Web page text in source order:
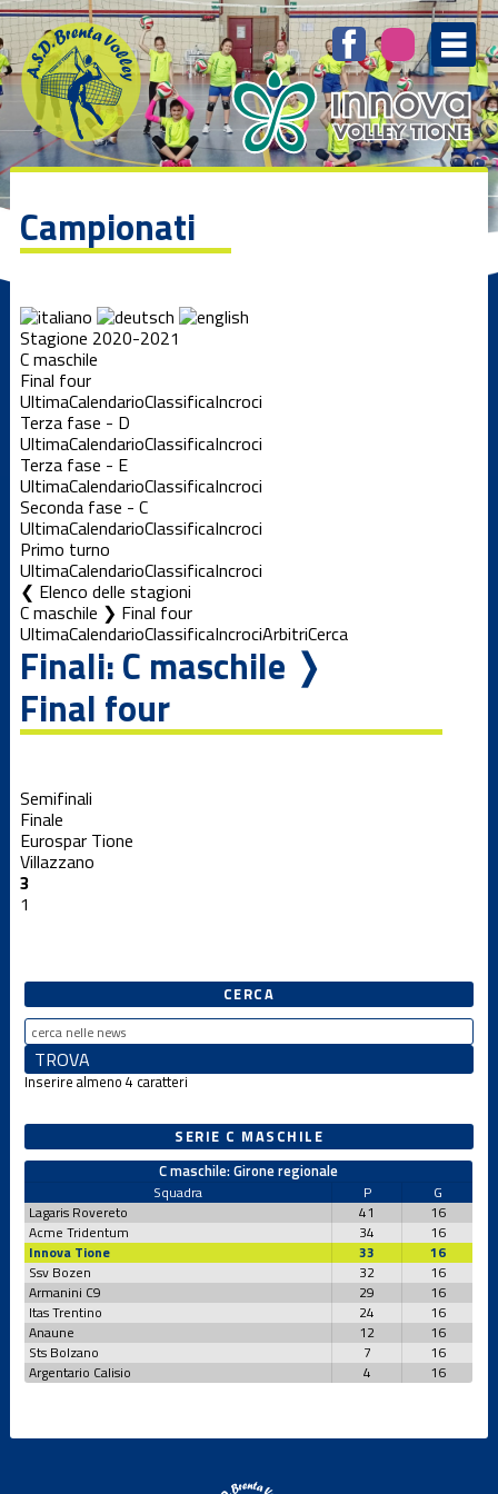
Campionati
Stagione 2020-2021
C maschile
Final four
UltimaCalendarioClassificaIncroci
Terza fase - D
UltimaCalendarioClassificaIncroci
Terza fase - E
UltimaCalendarioClassificaIncroci
Seconda fase - C
UltimaCalendarioClassificaIncroci
Primo turno
UltimaCalendarioClassificaIncroci
Elenco delle stagioni
C maschile ❯ Final four
UltimaCalendarioClassificaIncrociArbitriCerca
Finali: C maschile ❭
Final four
Semifinali
Finale
Eurospar Tione
Villazzano
3
1
CERCA
Inserire almeno 4 caratteri
SERIE C MASCHILE
C maschile: Girone regionale
Squadra P
G
Lagaris Rovereto
41
16
Acme Tridentum
34
16
Innova Tione
33
16
Ssv Bozen
32
16
Armanini C9
29
16
Itas Trentino
24
16
Anaune
12
16
Sts Bolzano
7
16
Argentario Calisio
4 16